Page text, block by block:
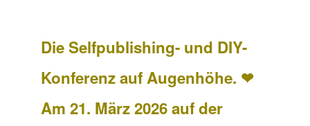
Die Selfpublishing- und DIY-
Konferenz auf Augenhöhe. ❤
Am 21. März 2026 auf der